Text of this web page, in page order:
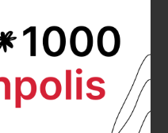
Napoli Roma, Torino